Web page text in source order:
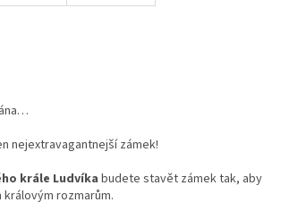
nejextravagantnejší zámek!
krále Ludvíka budete stavět zámek tak, aby
rozmarům.